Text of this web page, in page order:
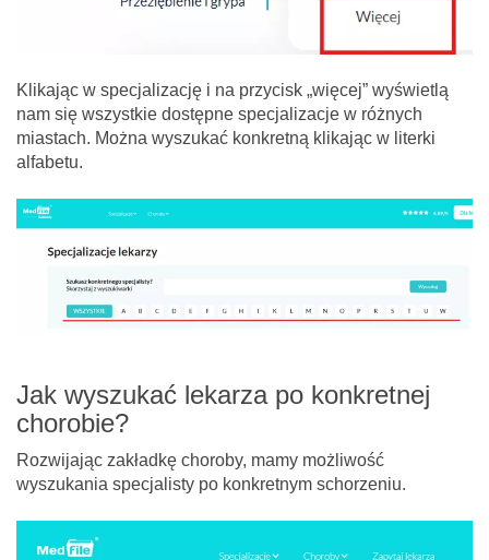
Klikając w specjalizację i na przycisk „więcej” wyświetlą
nam się wszystkie dostępne specjalizacje w różnych
miastach. Można wyszukać konkretną klikając w literki
alfabetu.
Jak wyszukać lekarza po konkretnej
chorobie?
Rozwijając zakładkę choroby, mamy możliwość
wyszukania specjalisty po konkretnym schorzeniu.